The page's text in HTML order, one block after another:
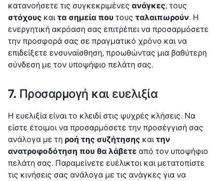
κατανοήσετε τις συγκεκριμένες ανάγκες, τους
στόχους καιτα σημεία που τους ταλαιπωρούν. Η
ενεργητική ακρόαση σας επιτρέπει να προσαρμόσετε
την προσφορά σας σε πραγματικό χρόνο και να
επιδείξετε ενσυναίσθηση, προωθώντας μια βαθύτερη
σύνδεση με τον υποψήφιο πελάτη σας.
7. Προσαρμογή και ευελιξία
Η ευελιξία είναι το κλειδί στις ψυχρές κλήσεις. Να
είστε έτοιμοι να προσαρμόσετε την προσέγγισή σας
ανάλογα με τη ροή της συζήτησης καιτην
ανατροφοδότηση που θα λάβετε από τον υποψήφιο
πελάτη σας. Παραμείνετε ευέλικτοι και μετατοπίστε
τις κινήσεις σας ανάλογα με τις ανάγκες για να